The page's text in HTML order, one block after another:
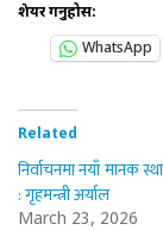
शेयर गर्नुहोस:
WhatsApp
Related
निर्वाचनमा नयाँ मानक
: गृहमन्त्री अर्याल
March 23, 2026